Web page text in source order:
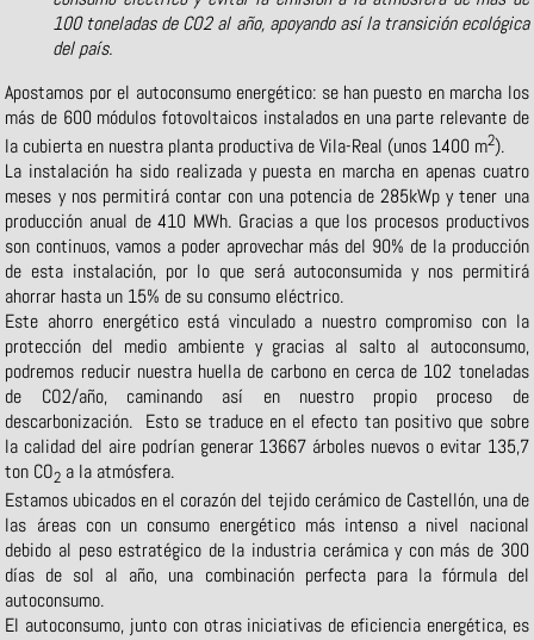
100 toneladas de CO2 al año, apoyando así la transición ecológica
del país.
Apostamos por el autoconsumo energético: se han puesto en marcha los
más de 600 módulos fotovoltaicos instalados en una parte relevante de
la cubierta en nuestra planta productiva de Vila-Real (unos 1400 m2).
La instalación ha sido realizada y puesta en marcha en apenas cuatro
meses y nos permitirá contar con una potencia de 285kWp y tener una
producción anual de 410 MWh. Gracias a que los procesos productivos
son continuos, vamos a poder aprovechar más del 90% de la producción
de esta instalación, por lo que será autoconsumida y nos permitirá
ahorrar hasta un 15% de su consumo eléctrico.
Este ahorro energético está vinculado a nuestro compromiso con la
protección del medio ambiente y gracias al salto al autoconsumo,
podremos reducir nuestra huella de carbono en cerca de 102 toneladas
de CO2/año, caminando así en nuestro propio proceso de
descarbonización. Esto se traduce en el efecto tan positivo que sobre
la calidad del aire podrían generar 13667 árboles nuevos o evitar 135,7
ton CO2 a la atmósfera.
Estamos ubicados en el corazón del tejido cerámico de Castellón, una de
las áreas con un consumo energético más intenso a nivel nacional
debido al peso estratégico de la industria cerámica y con más de 300
días de sol al año, una combinación perfecta para la fórmula del
autoconsumo.
El autoconsumo, junto con otras iniciativas de eficiencia energética, es